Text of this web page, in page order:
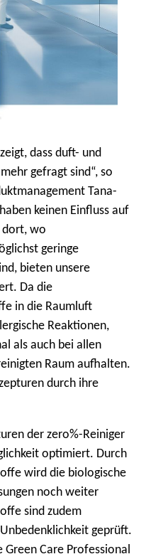
dass duft- und
gefragt sind“, so
Tana-
keinen Einfluss auf
dort, wo
geringe
bieten unsere
Da die
in die Raumluft
Reaktionen,
als auch bei allen
Raum aufhalten.
durch ihre
der zero%-Reiniger
optimiert. Durch
wird die biologische
noch weiter
sind zudem
geprüft.
Care Professional